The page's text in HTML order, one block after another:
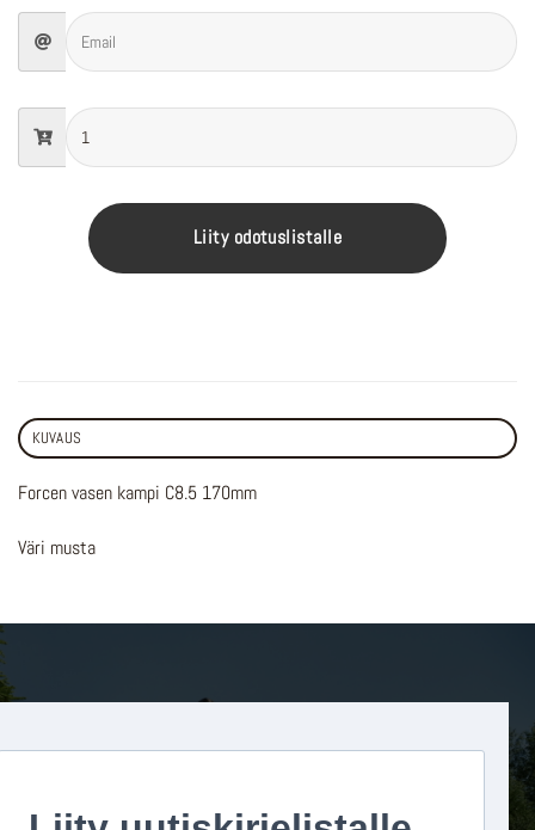
Liity odotuslistalle
KUVAUS
Forcen vasen kampi C8.5 170mm
Väri musta